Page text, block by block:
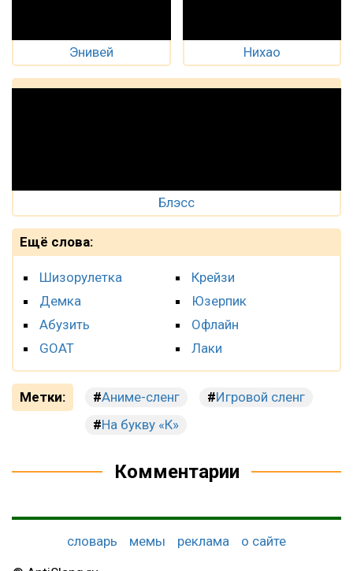
Энивей Нихао
Блэсс
Ещё слова:
Шизорулетка
Демка
Абузить
GOAT
Крейзи
Юзерпик
Офлайн
Лаки
Метки: Аниме-сленг
Игровой сленг
На букву «К»
Комментарии
словарь мемы реклама о сайте